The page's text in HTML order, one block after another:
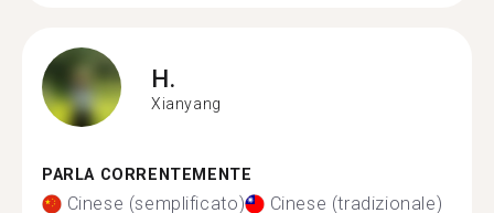
H.
Xianyang
PARLA CORRENTEMENTE
Cinese (semplificato) Cinese (tradizionale)